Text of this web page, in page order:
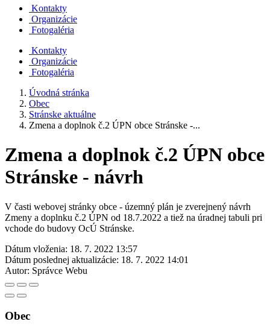
Kontakty
Organizácie
Fotogaléria
Kontakty
Organizácie
Fotogaléria
Úvodná stránka
Obec
Stránske aktuálne
Zmena a doplnok č.2 ÚPN obce Stránske -...
Zmena a doplnok č.2 ÚPN obce
Stránske - návrh
V časti webovej stránky obce - územný plán je zverejnený návrh
Zmeny a doplnku č.2 ÚPN od 18.7.2022 a tiež na úradnej tabuli pri
vchode do budovy OcÚ Stránske.
Dátum vloženia: 18. 7. 2022 13:57
Dátum poslednej aktualizácie: 18. 7. 2022 14:01
Autor: Správce Webu
Obec